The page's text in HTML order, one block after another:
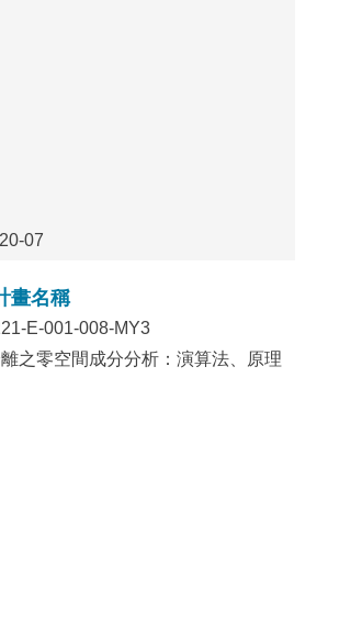
07
畫名稱
E-001-008-MY3
之零空間成分分析：演算法、原理